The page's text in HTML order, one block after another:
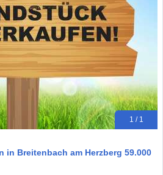
1 / 1
in Breitenbach am Herzberg 59.000